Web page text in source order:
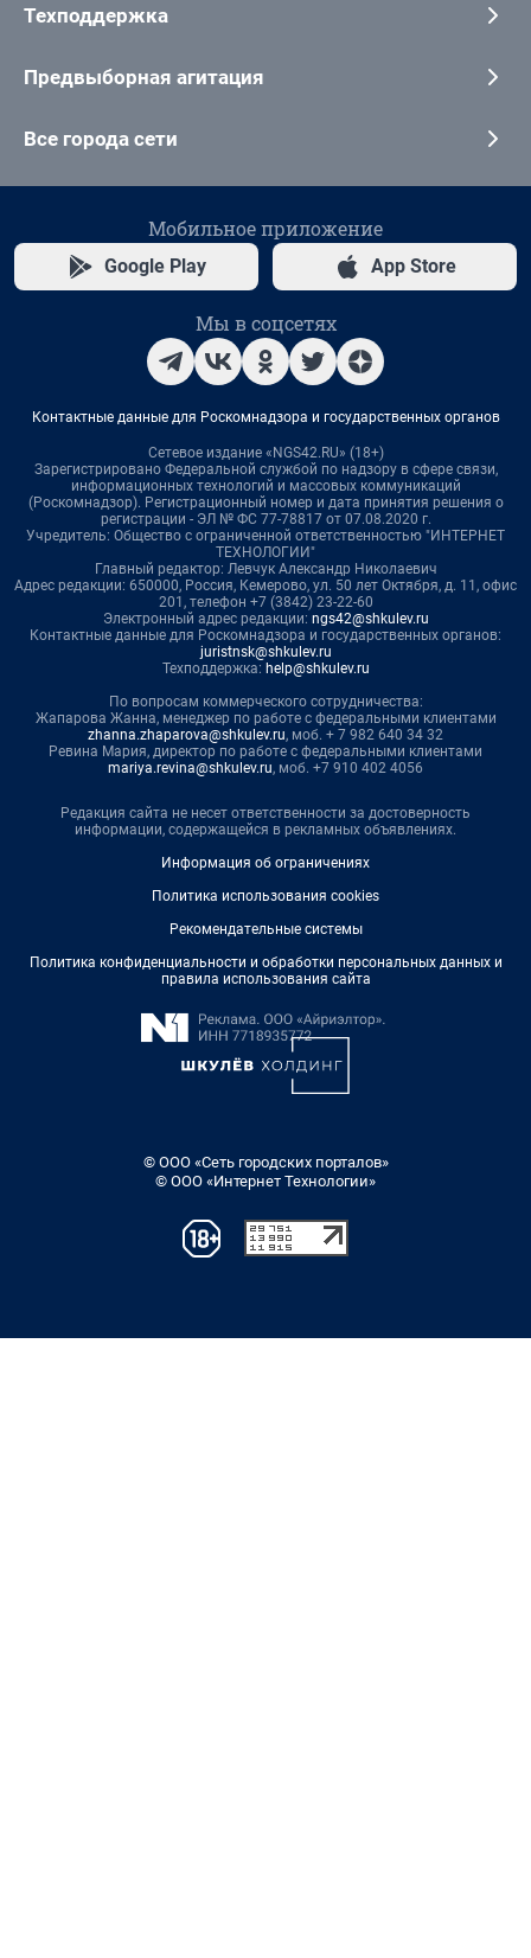
Техподдержка
Предвыборная агитация
Все города сети
Мобильное приложение
Google Play App Store
Мы в соцсетях
Контактные данные для Роскомнадзора и государственных органов
Сетевое издание «NGS42.RU» (18+)
Зарегистрировано Федеральной службой по надзору в сфере связи,
информационных технологий и массовых коммуникаций
(Роскомнадзор). Регистрационный номер и дата принятия решения о
регистрации - ЭЛ № ФС 77-78817 от 07.08.2020 г.
Учредитель: Общество с ограниченной ответственностью "ИНТЕРНЕТ
ТЕХНОЛОГИИ"
Главный редактор: Левчук Александр Николаевич
Адрес редакции: 650000, Россия, Кемерово, ул. 50 лет Октября, д. 11, офис
201, телефон +7 (3842) 23-22-60
Электронный адрес редакции: ngs42@shkulev.ru
Контактные данные для Роскомнадзора и государственных органов:
juristnsk@shkulev.ru
Техподдержка: help@shkulev.ru
По вопросам коммерческого сотрудничества:
Жапарова Жанна, менеджер по работе с федеральными клиентами
zhanna.zhaparova@shkulev.ru, моб. + 7 982 640 34 32
Ревина Мария, директор по работе с федеральными клиентами
mariya.revina@shkulev.ru, моб. +7 910 402 4056
Редакция сайта не несет ответственности за достоверность
информации, содержащейся в рекламных объявлениях.
Информация об ограничениях
Политика использования cookies
Рекомендательные системы
Политика конфиденциальности и обработки персональных данных и
правила использования сайта
© ООО «Сеть городских порталов»
© ООО «Интернет Технологии»